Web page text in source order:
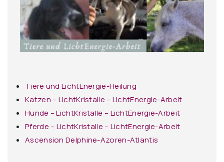
Tiere und LichtEnergie-Heilung
Katzen – LichtKristalle – LichtEnergie-Arbeit
Hunde – LichtKristalle – LichtEnergie-Arbeit
Pferde – LichtKristalle – LichtEnergie-Arbeit
Ascension Delphine-Azoren-Atlantis